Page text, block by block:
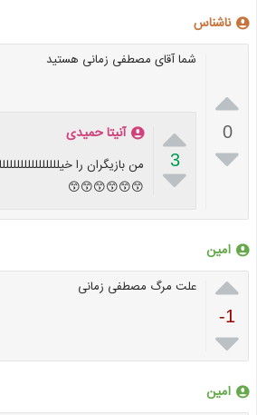
ناشناس

0

شما آقای مصطفی زمانی هستید

3

آنیتا حمیدی
من بازیگران را
😙😙😙😙😙😙
امین

-1

علت مرگ مصطفی زمانی
امین